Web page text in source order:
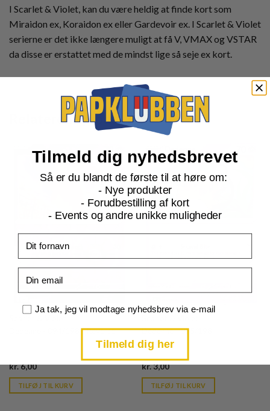
I Scarlet & Violet, kan du være heldig at finde kort som
Miraidon ex, Koraidon ex eller Gardevoir ex. I Scarlet & Violet
serierne er det ikke længere muligt at få V, VMAX og VSTAR
da disse er erstattet med de mindst lige så seje ex kort.
Relaterede produkter
Dedenne - 094/198 - Reverse
kr.6,00Current
is:
kr. 39,95.
TILFØJ TIL KURV
Dedenne - 095/198
kr.3,00Current
is:
kr. 39,95.
TILFØJ TIL KURV
Tilmeld dig nyhedsbrevet
Så er du blandt de første til at høre om:
- Nye produkter
- Forudbestilling af kort
- Events og andre unikke muligheder
Samtykke
Ja tak, jeg vil modtage nyhedsbrev via e-mail
Tilmeld dig her